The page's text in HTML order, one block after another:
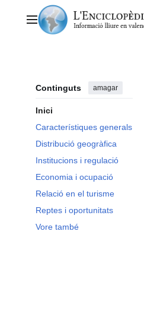
contingutMenú principal
Continguts amagar
Inici
Característiques generals
Distribució geogràfica
Institucions i regulació
Economia i ocupació
Relació en el turisme
Reptes i oportunitats
Vore també